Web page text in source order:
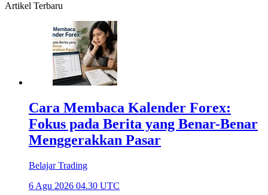
Artikel Terbaru
Cara Membaca Kalender Forex:
Fokus pada Berita yang Benar-Benar
Menggerakkan Pasar
Belajar Trading
6 Agu 2026 04.30 UTC